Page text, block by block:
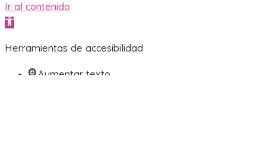
Ir al contenido
Abrir barra de herramientas
Herramientas de accesibilidad
Aumentar texto